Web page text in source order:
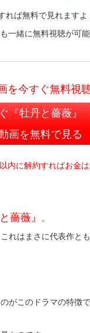
れば無料で見れますよ
一緒に無料視聴が可能
を今すぐ無料視
『牡丹と薔薇』
画を無料で見る
内に解約すればお金
薔薇』
。
れはまさに代表作と
がこのドラマの特徴で